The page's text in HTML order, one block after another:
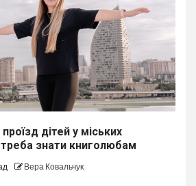
дітей у міських
знати книголюбам
Вера Ковальчук